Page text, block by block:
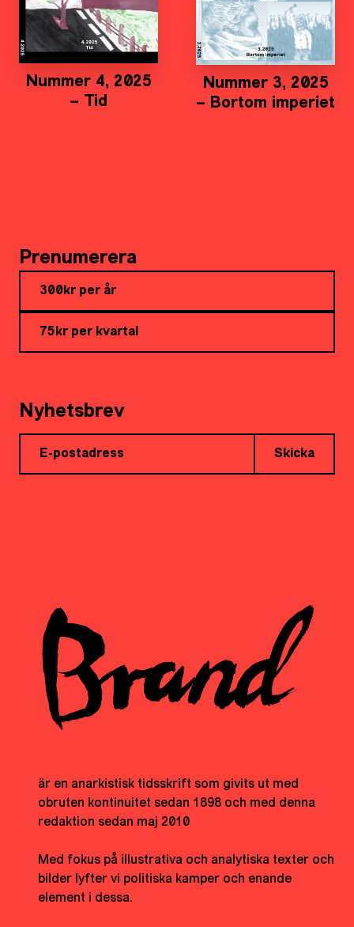
Nummer 4, 2025
– Tid
Nummer 3, 2025
– Bortom imperiet
Prenumerera
300kr per år
75kr per kvartal
Nyhetsbrev
Skicka
är en anarkistisk tidsskrift som givits ut med
obruten kontinuitet sedan 1898 och med denna
redaktion sedan maj 2010
Med fokus på illustrativa och analytiska texter och
bilder lyfter vi politiska kamper och enande
element i dessa.